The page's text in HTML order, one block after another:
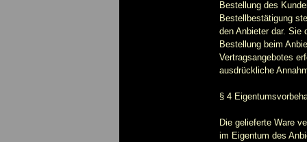
Bestellung des
Bestellbestätigung
den Anbieter dar. Sie
Bestellung beim
Vertragsangebotes
ausdrückliche
§ 4
Die gelieferte Ware
im Eigentum des